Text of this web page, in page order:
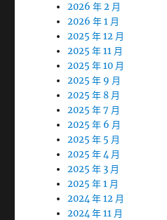
2026 年 2 月
2026 年 1 月
2025 年 12 月
2025 年 11 月
2025 年 10 月
2025 年 9 月
2025 年 8 月
2025 年 7 月
2025 年 6 月
2025 年 5 月
2025 年 4 月
2025 年 3 月
2025 年 1 月
2024 年 12 月
2024 年 11 月